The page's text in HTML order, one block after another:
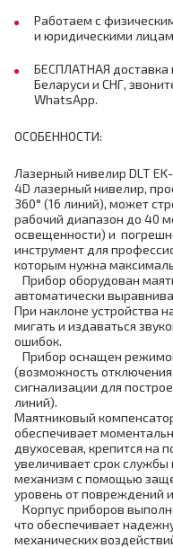
Работаем с
и юридическими
БЕСПЛАТНАЯ
Беларуси и СНГ,
WhatsApp.
ОСОБЕННОСТИ:
Лазерный нивелир DLT
4D лазерный нивелир,
360° (16 линий), может
рабочий диапазон до 40
освещенности) и
инструмент для
которым нужна
Прибор оборудован
автоматически
При наклоне устройства
мигать и издаваться
ошибок.
Прибор оснащен
(возможность
сигнализации для
линий).
Маятниковый
обеспечивает
двухосевая, крепится на
увеличивает срок
механизм с помощью
уровень от повреждений
Корпус приборов
что обеспечивает
механических